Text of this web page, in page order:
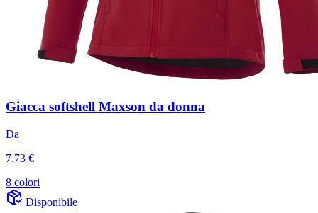
Giacca softshell Maxson da donna
Da
7,73 €
8 colori
Disponibile